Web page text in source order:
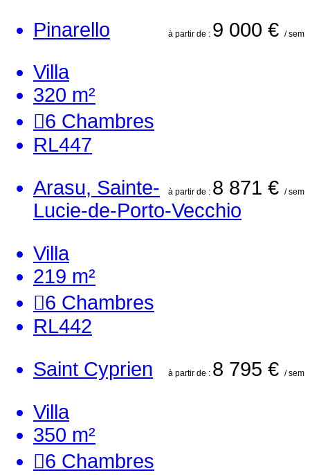
à partir de : 9 000 € / sem
Pinarello
Villa
320 m²
6 Chambres
RL447
à partir de : 8 871 € / sem
Arasu, Sainte-
Lucie-de-Porto-Vecchio
Villa
219 m²
6 Chambres
RL442
à partir de : 8 795 € / sem
Saint Cyprien
Villa
350 m²
6 Chambres